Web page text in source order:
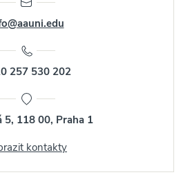
257 530 202
5, 118 00, Praha 1
kontakty